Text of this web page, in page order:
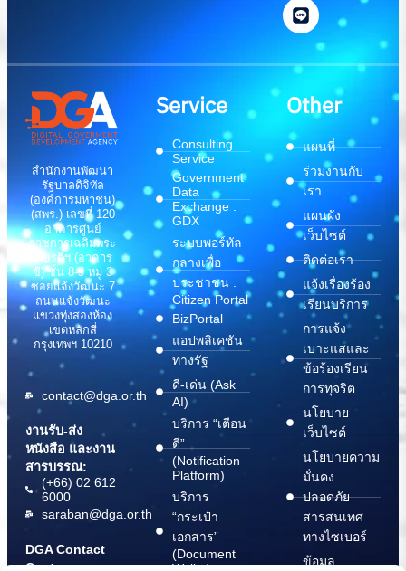
สำนักงานพัฒนา
รัฐบาลดิจิทัล
(องค์การมหาชน)
(สพร.) เลขที่ 120
อาคารศูนย์
ราชการเฉลิมพระ
เกียรติฯ (อาคาร
ซี) ชั้น 8-9 หมู่ 3
ซอยแจ้งวัฒนะ 7
ถนนแจ้งวัฒนะ
แขวงทุ่งสองห้อง
เขตหลักสี่
กรุงเทพฯ 10210
contact@dga.or.th
งานรับ-ส่ง
หนังสือ และงาน
สารบรรณ:
(+66) 02 612
6000
saraban@dga.or.th
DGA Contact
Center:
Service
Consulting
Service
Government
Data
Exchange :
GDX
ระบบพอร์ทัล
กลางเพื่อ
ประชาชน :
Citizen Portal
BizPortal
แอปพลิเคชัน
ทางรัฐ
ดี-เด่น (Ask
AI)
บริการ “เตือน
ดี”
(Notification
Platform)
บริการ
“กระเป๋า
เอกสาร”
(Document
Other
แผนที่
ร่วมงานกับ
เรา
แผนผัง
เว็บไซต์
ติดต่อเรา
แจ้งเรื่องร้อง
เรียนบริการ
การแจ้ง
เบาะแสและ
ข้อร้องเรียน
การทุจริต
นโยบาย
เว็บไซต์
นโยบายความ
มั่นคง
ปลอดภัย
สารสนเทศ
ทางไซเบอร์
ข้อมูล